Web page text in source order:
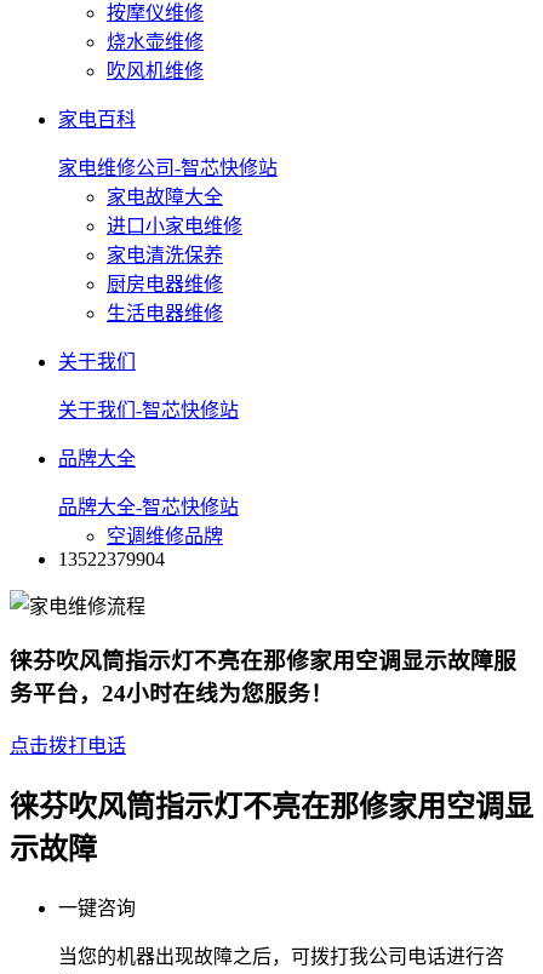
按摩仪维修
烧水壶维修
吹风机维修
家电百科
家电维修公司-智芯快修站
家电故障大全
进口小家电维修
家电清洗保养
厨房电器维修
生活电器维修
关于我们
关于我们-智芯快修站
品牌大全
品牌大全-智芯快修站
空调维修品牌
13522379904
徕芬吹风筒指示灯不亮在那修家用空调显示故障服
务平台，24小时在线为您服务！
点击拨打电话
徕芬吹风筒指示灯不亮在那修家用空调显
示故障
一键咨询
当您的机器出现故障之后，可拨打我公司电话进行咨